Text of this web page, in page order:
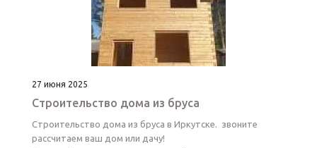
27 июня 2025
Строительство дома из бруса
Строительство дома из бруса в Иркутске. звоните
рассчитаем ваш дом или дачу!